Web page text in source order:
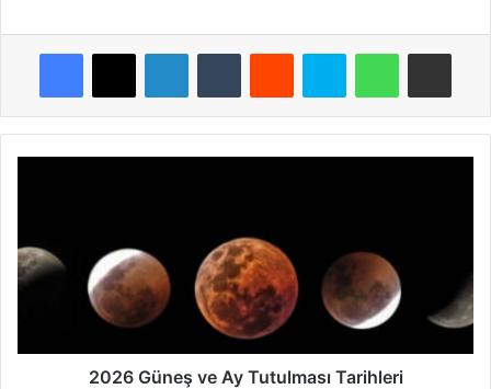
Facebook
X LinkedInTumblr Reddit Skype WhatsAppE-Posta ile
Tutulması
Tarihleri
2026 Güneş ve Ay Tutulması Tarihleri